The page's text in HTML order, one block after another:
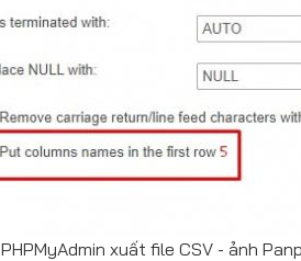
PHPMyAdmin xuất file CSV - ảnh